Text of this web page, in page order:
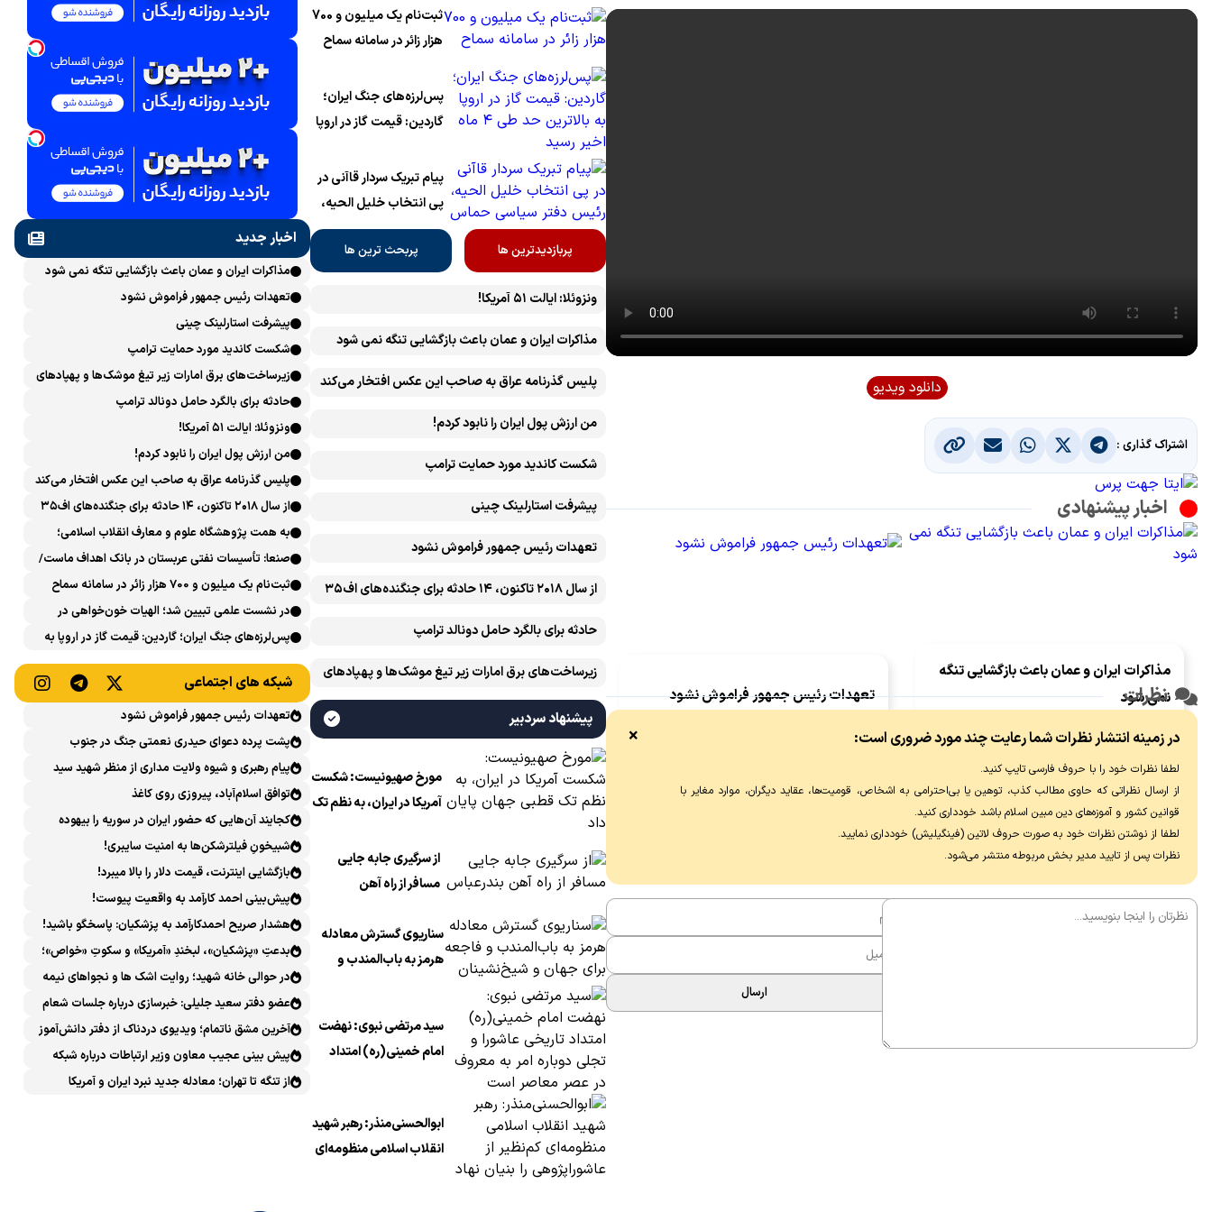
دانلود ویدیو
اشتراک گذاری :
اخبار پیشنهادی
مذاکرات ایران و عمان باعث بازگشایی تنگه
نمی شود
مذاکرات ایران با عمان درباره ترتیبات آتی تنگه
هرمز از همان اولین روزهای بعد از آتش‌بس در
۱۹ فروردین شروع شد و متعاقب تفاهم خاتمه
جنگ ۲۸ خرداد، وارد مرحله جدی‌تری شد.
تعهدات رئیس جمهور فراموش نشود نظرات
در زمینه انتشار نظرات شما رعایت چند مورد ضروری است:
لطفا نظرات خود را با حروف فارسی تایپ کنید.
از ارسال نظراتی که حاوی مطالب کذب، توهین یا بی‌احترامی به اشخاص، قومیت‌ها، عقاید دیگران، موارد مغایر با
قوانین کشور و آموزه‌های دین مبین اسلام باشد خودداری کنید.
لطفا از نوشتن نظرات خود به صورت حروف لاتین (فینگیلیش) خودداری نماييد.
نظرات پس از تایید مدیر بخش مربوطه منتشر می‌شود.
×
ارسال
می‌دهیم
ثبت‌نام یک میلیون و 700
هزار زائر در سامانه سماح ‌
پس‌لرزه‌های جنگ ایران؛
گاردین: قیمت گاز در اروپا
اخیر رسید
پیام تبریک سردار قاآنی در
پی انتخاب خلیل الحیه،
رئیس دفتر سیاسی حماس
پربازدیدترین ها پربحث ترین ها
ونزوئلا: ایالت ۵۱ آمریکا!
مذاکرات ایران و عمان باعث بازگشایی تنگه نمی شود
پلیس گذرنامه عراق به صاحب این عکس افتخار می‌کند
من ارزش پول ایران را نابود کردم!
شکست کاندید مورد حمایت ترامپ
پیشرفت ‏استارلینک چینی
تعهدات رئیس جمهور فراموش نشود
از سال ۲۰۱۸ تاکنون، ۱۴ حادثه برای جنگنده‌های اف۳۵
حادثه برای بالگرد حامل دونالد ترامپ
زیرساخت‌های برق امارات زیر تیغ موشک‌ها و پهپادهای
ایران است
پیشنهاد سردبیر
مورخ صهیونیست: شکست
آمریکا در ایران، به نظم تک
از سرگیری جابه جایی
مسافر از راه آهن
سناریوی گسترش معادله
هرمز به باب‌المندب و
سید مرتضی نبوی: نهضت
امام خمینی(ره) امتداد
عصر معاصر است
ابوالحسنی‌منذر: رهبر شهید
انقلاب اسلامی منظومه‌ای
اخبار جدید
مذاکرات ایران و عمان باعث بازگشایی تنگه نمی شود
تعهدات رئیس جمهور فراموش نشود
پیشرفت ‏استارلینک چینی
شکست کاندید مورد حمایت ترامپ
زیرساخت‌های برق امارات زیر تیغ موشک‌ها و پهپادهای
ایران است
حادثه برای بالگرد حامل دونالد ترامپ
ونزوئلا: ایالت ۵۱ آمریکا!
من ارزش پول ایران را نابود کردم!
پلیس گذرنامه عراق به صاحب این عکس افتخار می‌کند
از سال ۲۰۱۸ تاکنون، ۱۴ حادثه برای جنگنده‌های اف۳۵
آمریکایی رخ داده است
به همت پژوهشگاه علوم و معارف انقلاب اسلامی؛
نشست علمی «اربعین حسینی در منظومه فکری رهبر
شهید، امام خامنه‌ای» برگزار می‌شود
صنعا: تأسیسات نفتی عربستان در بانک اهداف ماست/
پاسخی محکم می‌دهیم
ثبت‌نام یک میلیون و 700 هزار زائر در سامانه سماح ‌
در نشست علمی تبیین شد؛ الهیات خون‌خواهی در
اسلام و تشیع؛ انتقام، عدالت، بازدارندگی و مقابله با
پس‌لرزه‌های جنگ ایران؛ گاردین: قیمت گاز در اروپا به
بالاترین حد طی ۴ ماه اخیر رسید
شبکه های اجتماعی
تعهدات رئیس جمهور فراموش نشود
پشت پرده دعوای حیدری نعمتی جنگ در جنوب
پیام رهبری و شیوه ولایت مداری از منظر شهید سید
حسن نصرالله
توافق اسلام‌آباد، پیروزی روی کاغذ
کجایند آن‌هایی که حضور ایران در سوریه را بیهوده
میدانستند؟
شبیخونِ فیلترشکن‌ها به امنیت سایبری!
بازگشایی اینترنت، قیمت دلار را بالا میبرد!
پیش‌بینی احمد کارآمد به واقعیت پیوست!
هشدار صریح احمدکارآمد به پزشکیان: پاسخگو باشید!
بدعتِ «پزشکیان»، لبخندِ «آمریکا» و سکوتِ «خواص»؛
سیرکِ قانون‌گریزی در روز روشن!
در حوالی خانه شهید؛ روایت اشک ها و نجواهای نیمه
شب
عضو دفتر سعید جلیلی: خبرسازی درباره جلسات شعام
خلاف امنیت ملی است
آخرین مشق ناتمام؛ ویدیوی دردناک از دفتر دانش‌آموز
شهید مینابی پربازدید شد
پیش بینی عجیب معاون وزیر ارتباطات درباره شبکه
ملی اطلاعات که محقق هم نشد!
از تنگه تا تهران؛ معادله جدید نبرد ایران و آمریکا